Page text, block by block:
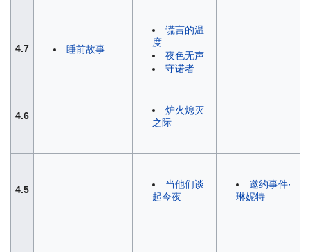
4.7 睡前故事
谎言的温
度
夜色无声
守诺者
4.6
炉火熄灭
之际
4.5
当他们谈
起今夜
邀约事件·
琳妮特